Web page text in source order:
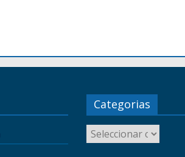
Categorias